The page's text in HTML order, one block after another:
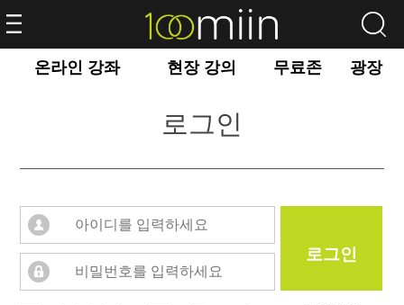
온라인 강좌 현장 강의 무료존 광장
로그인
로그인